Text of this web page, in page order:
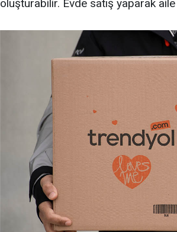
oluşturabilir. Evde satış yaparak